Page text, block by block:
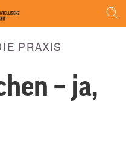
PRAXIS
– ja,